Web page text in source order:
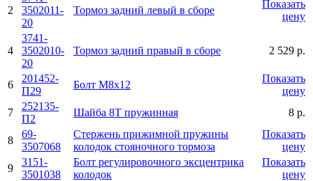
2
3502011-
20
Тормоз задний левый в сборе
Показать
цену
4
3741-
3502010-
20
Тормоз задний правый в сборе 2 529 р.
6
201452-
П29
Болт М8х12
Показать
цену
7
252135-
П2
Шайба 8Т пружинная 8 р.
8
69-
3507068
Стержень прижимной пружины
колодок стояночного тормоза
Показать
цену
9
3151-
3501038
Болт регулировочного эксцентрика
колодок
Показать
цену